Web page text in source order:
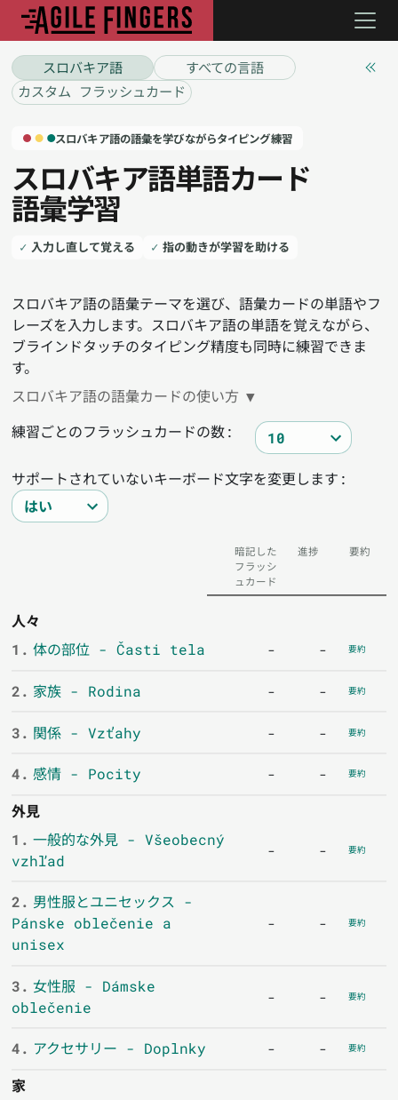
スロバキア語
すべての言語
カスタム フラッシュカード
スロバキア語の語彙を学びながらタイピング練習
スロバキア語単語カード
語彙学習
入力し直して覚える 指の動きが学習を助ける
スロバキア語の語彙テーマを選び、語彙カードの単語やフ
レーズを入力します。スロバキア語の単語を覚えながら、
ブラインドタッチのタイピング精度も同時に練習できま
す。
スロバキア語の語彙カードの使い方 ▼
練習ごとのフラッシュカードの数:
サポートされていないキーボード文字を変更します:
暗記した
フラッシ
ュカード
進捗 要約
人々
1. 体の部位 - Časti tela - - 要約
2. 家族 - Rodina - - 要約
3. 関係 - Vzťahy - - 要約
4. 感情 - Pocity - - 要約
外見
1. 一般的な外見 - Všeobecný
vzhľad
- - 要約
2. 男性服とユニセックス -
Pánske oblečenie a
unisex
- - 要約
3. 女性服 - Dámske
oblečenie
- - 要約
4. アクセサリー - Doplnky - - 要約
家